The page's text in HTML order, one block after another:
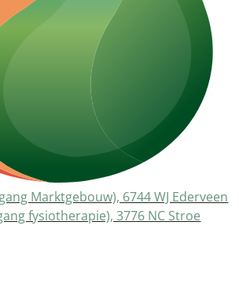
Marktgebouw), 6744 WJ Ederveen
fysiotherapie), 3776 NC Stroe